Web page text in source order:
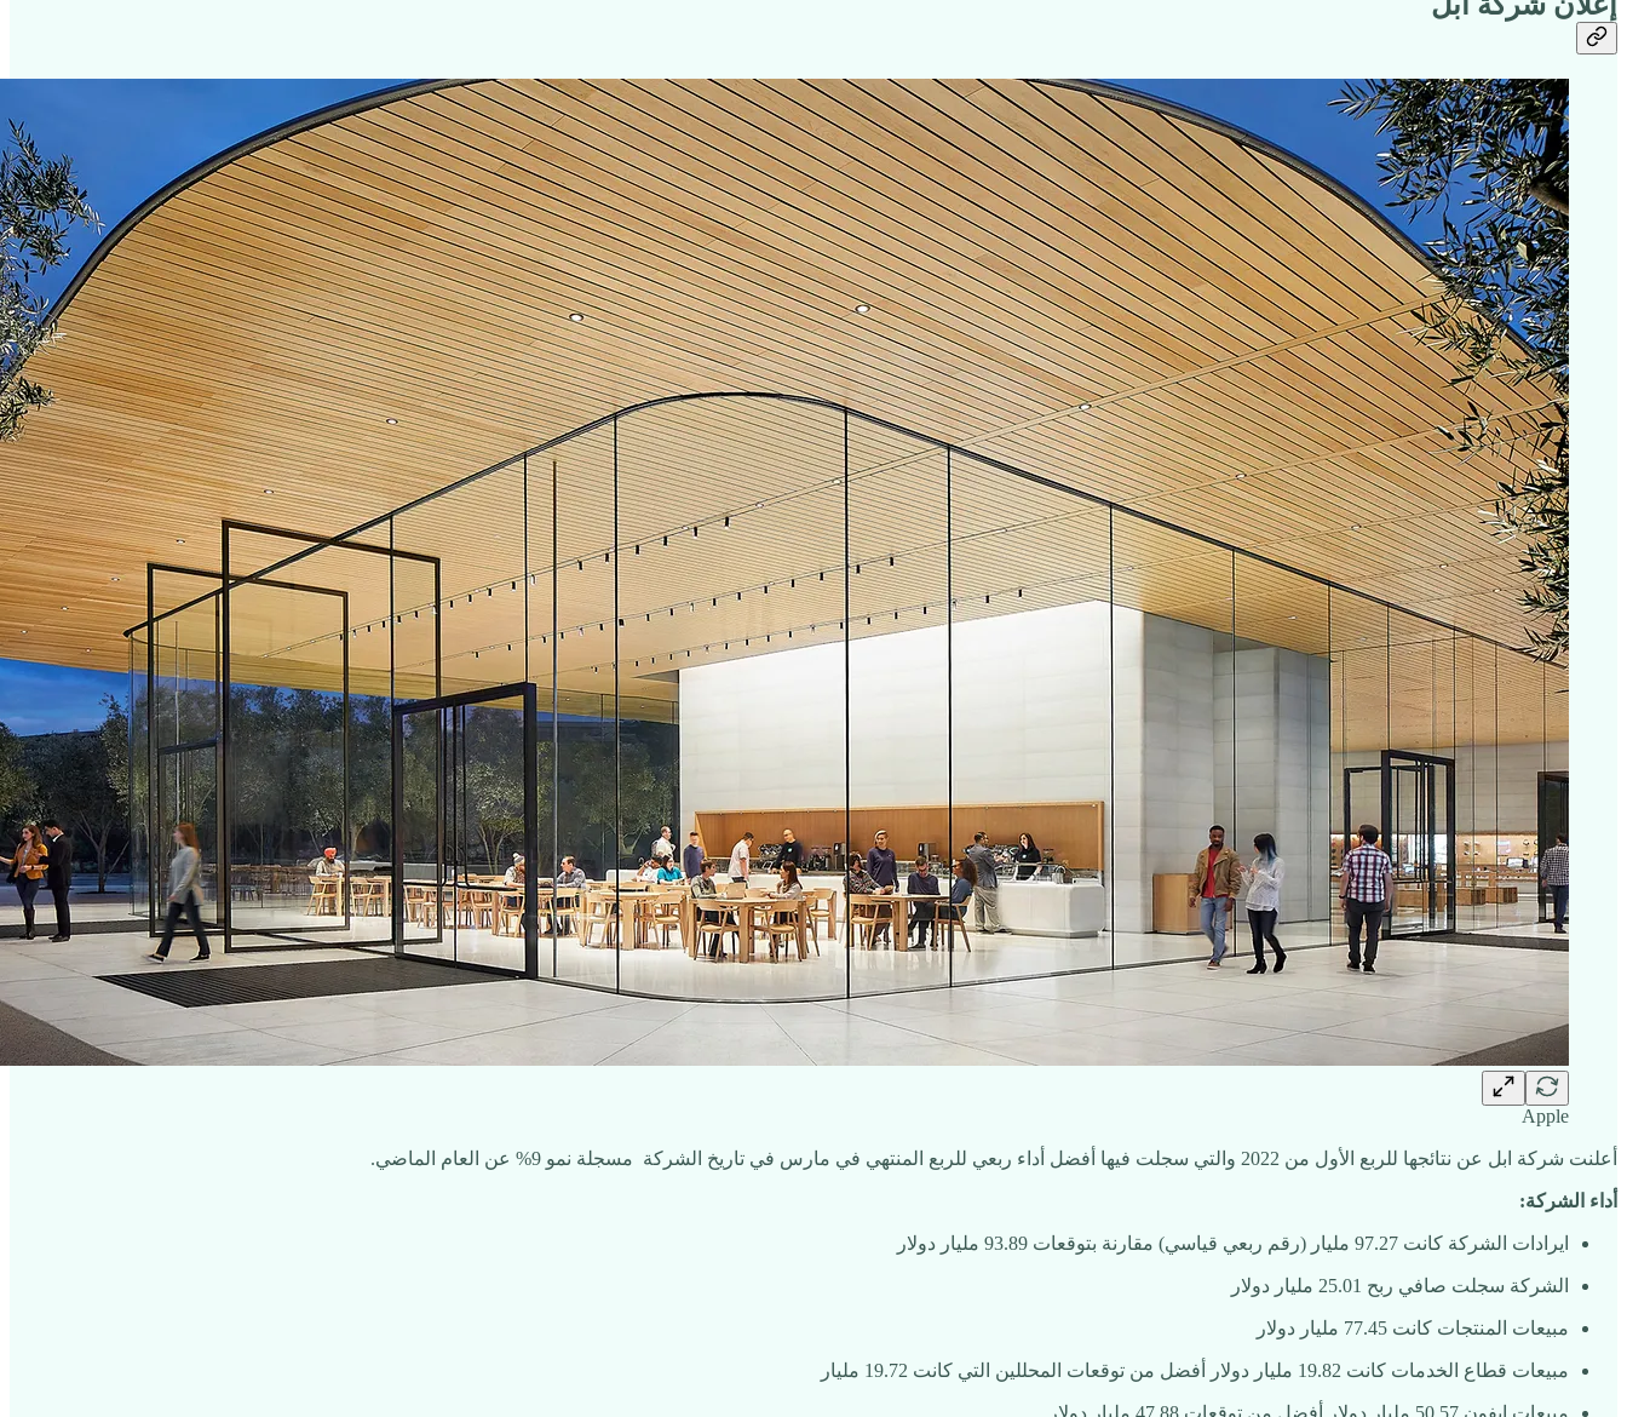
Apple
أعلنت شركة ابل عن نتائجها للربع الأول من 2022 والتي سجلت فيها أفضل أداء ربعي للربع المنتهي في مارس في تاريخ الشركة مسجلة نمو 9% عن العام الماضي.
أداء الشركة:
ايرادات الشركة كانت 97.27 مليار (رقم ربعي قياسي) مقارنة بتوقعات 93.89 مليار دولار
الشركة سجلت صافي ربح 25.01 مليار دولار
مبيعات المنتجات كانت 77.45 مليار دولار
مبيعات قطاع الخدمات كانت 19.82 مليار دولار أفضل من توقعات المحللين التي كانت 19.72 مليار